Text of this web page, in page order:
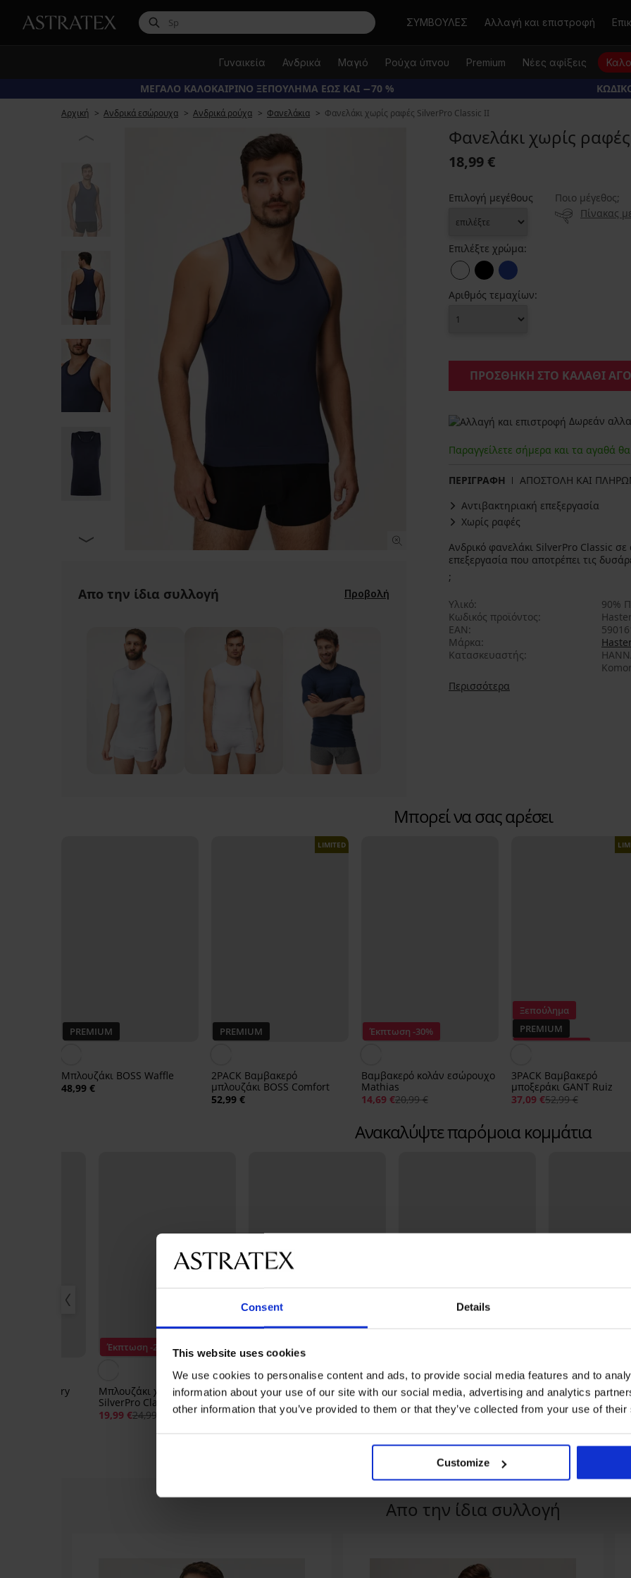
Consent Details
This website uses cookies
We use cookies to personalise content and ads, to provide social media features and to
information about your use of our site with our social media, advertising and analytics
other information that you’ve provided to them or that they’ve collected from your use of
Customize
Αναζήτηση
ΣΥΜΒΟΥΛΕΣ Αλλαγή και επιστροφή
Γυναικεία Ανδρικά Μαγιό Ρούχα ύπνου Premium Νέες αφίξεις
ΜΕΓΑΛΟ ΚΑΛΟΚΑΙΡΙΝΟ ΞΕΠΟΥΛΗΜΑ ΕΩΣ ΚΑΙ −70 %
Αρχική Ανδρικά εσώρουχα Ανδρικά ρούχα Φανελάκια Φανελάκι χωρίς ραφές SilverPro Classic II
Απο την ίδια συλλογή Προβολή
Φανελάκι χωρίς
18,99 €
Επιλογή μεγέθους
Ποιο μέγεθος;
Πίνακας
Επιλέξτε χρώμα:
Αριθμός τεμαχίων:
ΠΡΟΣΘΗΚΗ ΣΤΟ ΚΑΛΑΘΙ
Δωρεάν
Παραγγείλετε σήμερα και τα αγαθά
ΠΕΡΙΓΡΑΦΗ ΑΠΟΣΤΟΛΗ ΚΑΙ
Αντιβακτηριακή επεξεργασία
Χωρίς ραφές
Ανδρικό φανελάκι SilverPro Classic
επεξεργασία που αποτρέπει τις
;
Υλικό
90%
Κωδικός προϊόντος
EAN
Μάρκα
Κατασκευαστής
Περισσότερα
Μπορεί να σας αρέσει
PREMIUM
Μπλουζάκι BOSS Waffle
48,99 €
PREMIUM
LIMITED
2PACK Βαμβακερό
μπλουζάκι BOSS Comfort
52,99 €
Έκπτωση -30%
Βαμβακερό κολάν εσώρουχο
Mathias
14,69 €20,99 €
Ξεπούλημα
PREMIUM
3PACK Βαμβακερό
μποξεράκι GANT Ruiz
37,09 €52,99 €
Ανακαλύψτε παρόμοια κομμάτια
Berry
Έκπτωση -20%
Μπλουζάκι χωρίς ραφές
SilverPro Classic II
19,99 €24,99 €
Έκπτωση -30%
Μπαμπού φανελάκι Pureline
χωρίς ραφές
18,89 €26,99 €
Βαμβακερό μπλουζάκι FILA
14,69 € 20,99 €
Ανδρικό
δροσερή αίσθηση
COOL
20,99 €
Απο την ίδια συλλογή